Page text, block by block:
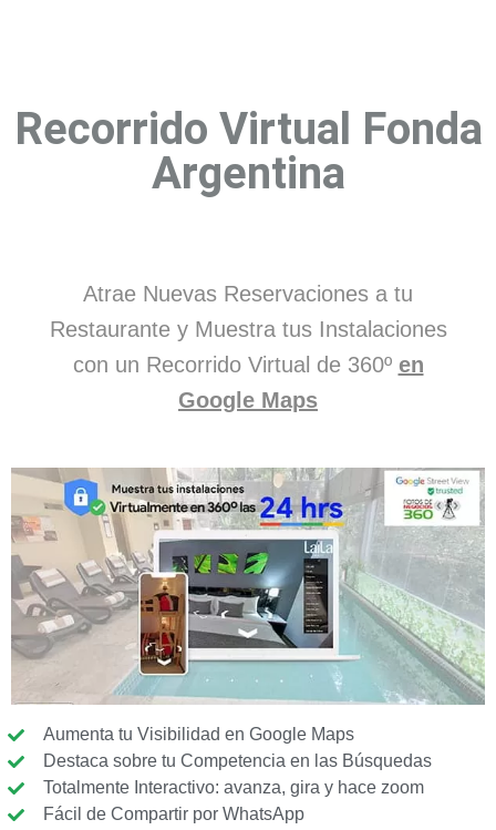
Recorrido Virtual Fonda
Argentina
Atrae Nuevas Reservaciones a tu
Restaurante y Muestra tus Instalaciones
con un Recorrido Virtual de 360º en
Google Maps
Aumenta tu Visibilidad en Google Maps
Destaca sobre tu Competencia en las Búsquedas
Totalmente Interactivo: avanza, gira y hace zoom
Fácil de Compartir por WhatsApp